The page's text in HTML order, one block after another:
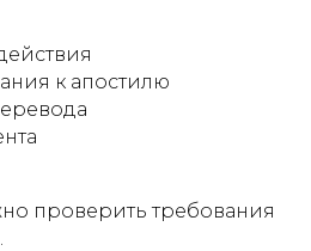
к апостилю
проверить требования